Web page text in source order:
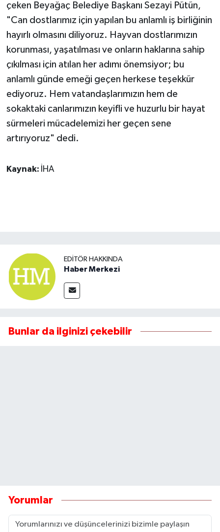
çeken Beyağaç Belediye Başkanı Sezayi Pütün,
"Can dostlarımız için yapılan bu anlamlı iş birliğinin
hayırlı olmasını diliyoruz. Hayvan dostlarımızın
korunması, yaşatılması ve onların haklarına sahip
çıkılması için atılan her adımı önemsiyor; bu
anlamlı günde emeği geçen herkese teşekkür
ediyoruz. Hem vatandaşlarımızın hem de
sokaktaki canlarımızın keyifli ve huzurlu bir hayat
sürmeleri mücadelemizi her geçen sene
artırıyoruz" dedi.
Kaynak: İHA
EDITÖR HAKKINDA
Haber Merkezi
Bunlar da ilginizi çekebilir
Yorumlar